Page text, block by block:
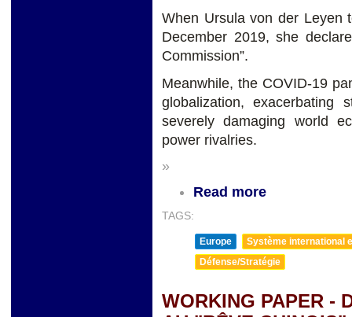
When Ursula von der Leyen
December 2019, she
Commission”.
Meanwhile, the COVID-19
globalization, exacerbating
severely damaging world
power rivalries.
»
Read more
TAGS:
Europe
Système international
Défense/Stratégie
WORKING PAPER -